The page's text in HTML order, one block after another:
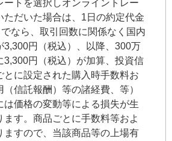
ートを選択しオンライントレー
ただいた場合は、1日の約定代金
なら、取引回数に関係なく国内
3,300円（税込）、以降、300万
3,300円（税込）が加算、投資信
とに設定された購入時手数料お
信託報酬）等の諸経費、等）
は価格の変動等による損失が生
ます。商品ごとに手数料等およ
ますので、当該商品等の上場有